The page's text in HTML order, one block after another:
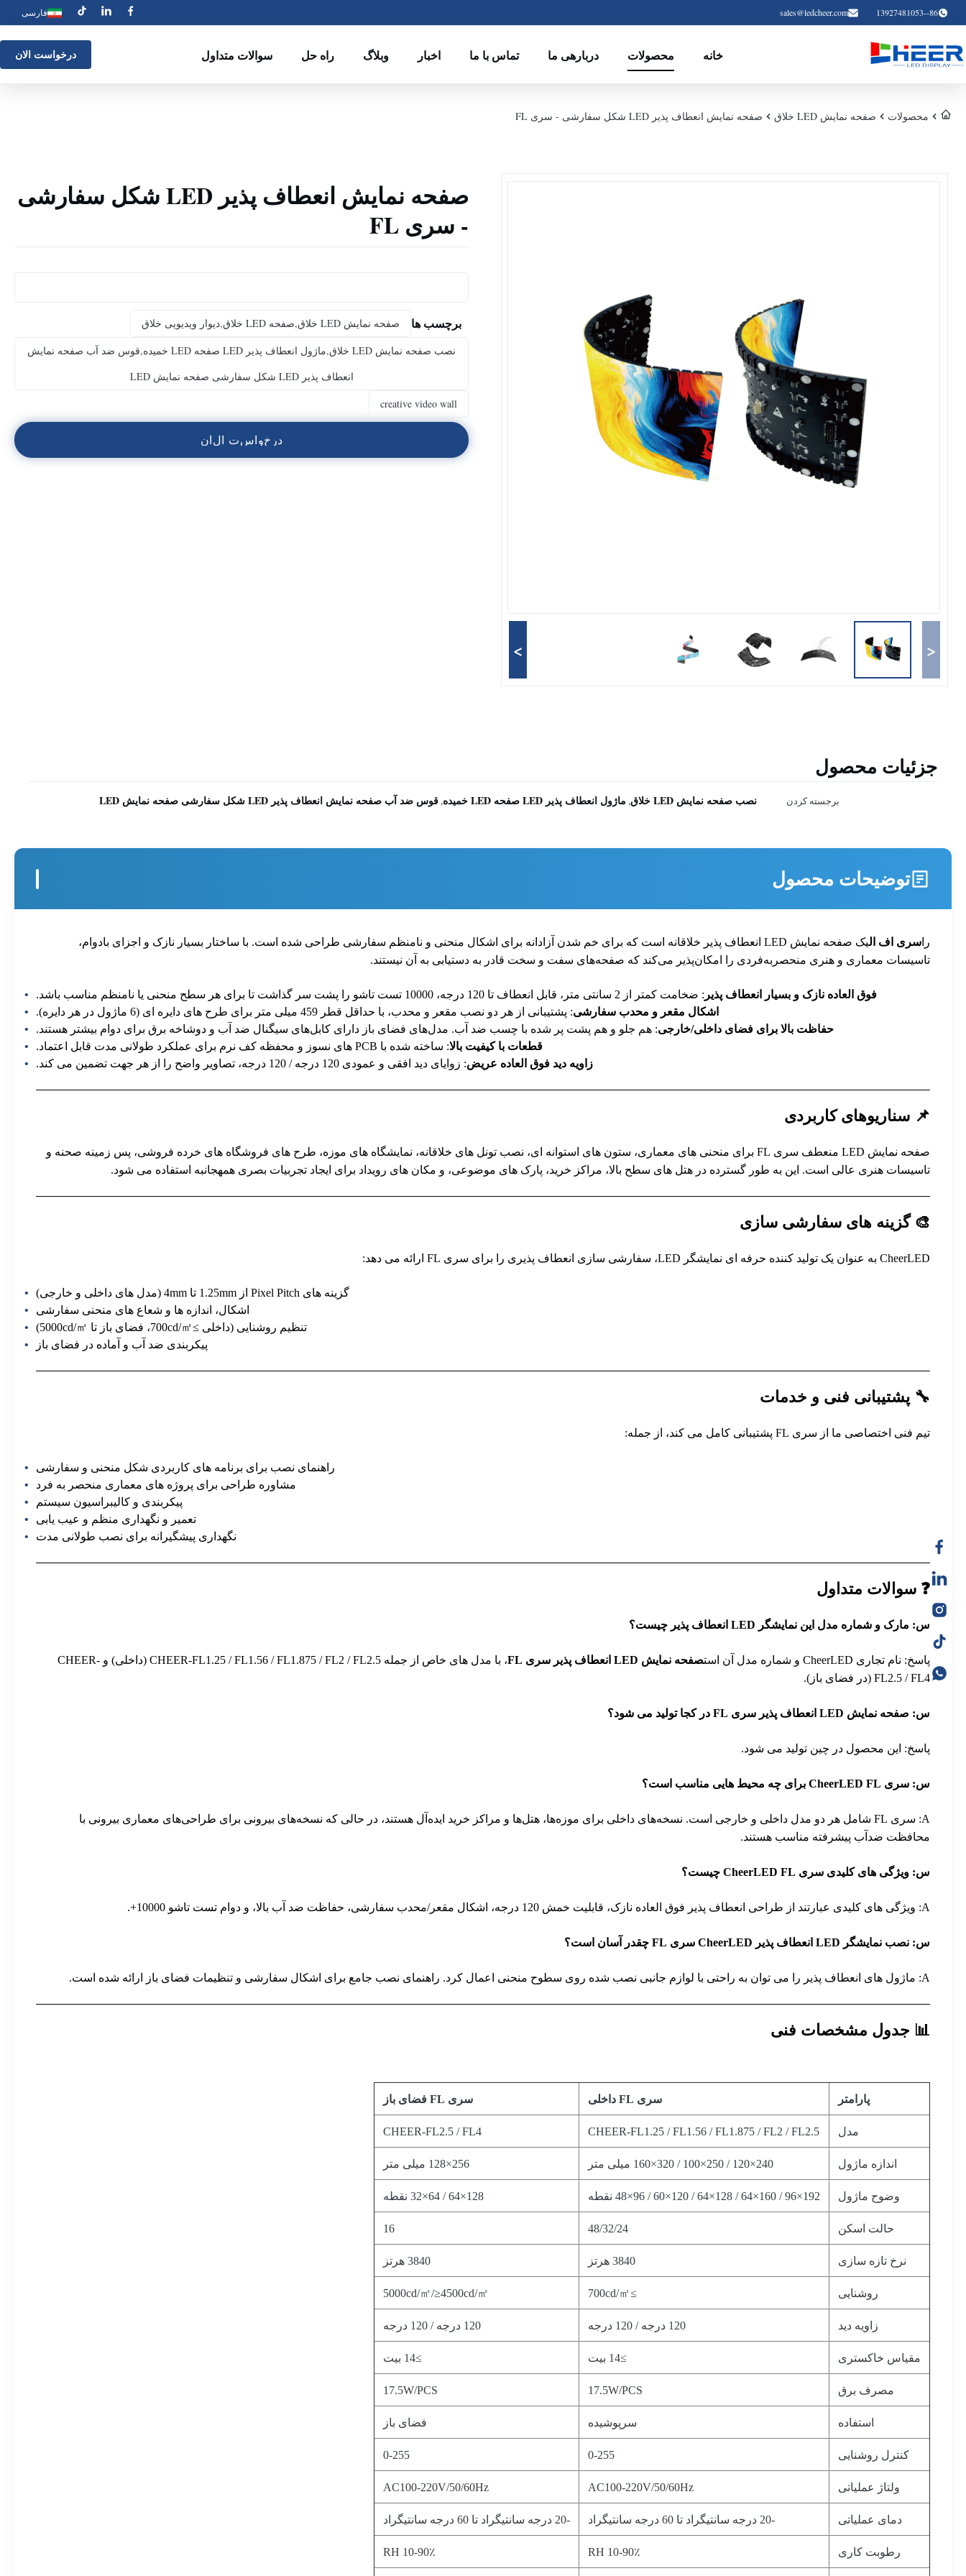
86--13927481053
sales@ledcheer.com فارسی
خانه محصولات دربارهی ما تماس با ما اخبار وبلاگ راه حل سوالات متداول درخواست الان
محصولات صفحه نمایش LED خلاق صفحه نمایش انعطاف پذیر LED شکل سفارشی - سری FL
<
>
صفحه نمایش انعطاف پذیر LED شکل سفارشی
- سری FL
برچسب ها
صفحه نمایش LED خلاق,صفحه LED خلاق,دیوار ویدیویی خلاق
نصب صفحه نمایش LED خلاق,ماژول انعطاف پذیر LED صفحه LED خمیده,قوس ضد آب صفحه نمایش
انعطاف پذیر LED شکل سفارشی صفحه نمایش LED
creative video wall
در خواست الان
جزئیات محصول
برجسته کردن نصب صفحه نمایش LED خلاق , ماژول انعطاف پذیر LED صفحه LED خمیده ,قوس ضد آب صفحه نمایش انعطاف پذیر LED شکل سفارشی صفحه نمایش LED
توضیحات محصول
را سری اف ال
یک صفحه نمایش LED انعطاف پذیر خلاقانه است که برای خم شدن آزادانه برای اشکال منحنی و نامنظم سفارشی طراحی شده است. با ساختار بسیار نازک و اجزای بادوام،
تاسیسات معماری و هنری منحصربه‌فردی را امکان‌پذیر می‌کند که صفحه‌های سفت و سخت قادر به دستیابی به آن نیستند.
فوق العاده نازک و بسیار انعطاف پذیر : ضخامت کمتر از 2 سانتی متر، قابل انعطاف تا 120 درجه، 10000 تست تاشو را پشت سر گذاشت تا برای هر سطح منحنی یا نامنظم مناسب باشد.
اشکال مقعر و محدب سفارشی: پشتیبانی از هر دو نصب مقعر و محدب، با حداقل قطر 459 میلی متر برای طرح های دایره ای (6 ماژول در هر دایره).
حفاظت بالا برای فضای داخلی/خارجی: هم جلو و هم پشت پر شده با چسب ضد آب. مدل‌های فضای باز دارای کابل‌های سیگنال ضد آب و دوشاخه برق برای دوام بیشتر هستند.
قطعات با کیفیت بالا: ساخته شده با PCB های نسوز و محفظه کف نرم برای عملکرد طولانی مدت قابل اعتماد.
زاویه دید فوق العاده عریض: زوایای دید افقی و عمودی 120 درجه / 120 درجه، تصاویر واضح را از هر جهت تضمین می کند.
📌 سناریوهای کاربردی
صفحه نمایش LED منعطف سری FL برای منحنی های معماری، ستون های استوانه ای، نصب تونل های خلاقانه، نمایشگاه های موزه، طرح های فروشگاه های خرده فروشی، پس زمینه صحنه و
تاسیسات هنری عالی است. این به طور گسترده در هتل های سطح بالا، مراکز خرید، پارک های موضوعی، و مکان های رویداد برای ایجاد تجربیات بصری همهجانبه استفاده می شود.
🎨 گزینه های سفارشی سازی
CheerLED به عنوان یک تولید کننده حرفه ای نمایشگر LED، سفارشی سازی انعطاف پذیری را برای سری FL ارائه می دهد:
گزینه های Pixel Pitch از 1.25mm تا 4mm (مدل های داخلی و خارجی)
اشکال، اندازه ها و شعاع های منحنی سفارشی
تنظیم روشنایی (داخلی ≥700cd/㎡، فضای باز تا 5000cd/㎡)
پیکربندی ضد آب و آماده در فضای باز
🔧 پشتیبانی فنی و خدمات
تیم فنی اختصاصی ما از سری FL پشتیبانی کامل می کند، از جمله:
راهنمای نصب برای برنامه های کاربردی شکل منحنی و سفارشی
مشاوره طراحی برای پروژه های معماری منحصر به فرد
پیکربندی و کالیبراسیون سیستم
تعمیر و نگهداری منظم و عیب یابی
نگهداری پیشگیرانه برای نصب طولانی مدت
❓ سوالات متداول
س: مارک و شماره مدل این نمایشگر LED انعطاف پذیر چیست؟
پاسخ: نام تجاری CheerLED و شماره مدل آن است صفحه نمایش LED انعطاف پذیر سری FL
، با مدل های خاص از جمله CHEER-FL1.25 / FL1.56 / FL1.875 / FL2 / FL2.5 (داخلی) و CHEER-
FL2.5 / FL4 (در فضای باز).
س: صفحه نمایش LED انعطاف پذیر سری FL در کجا تولید می شود؟
پاسخ: این محصول در چین تولید می شود.
س: سری CheerLED FL برای چه محیط هایی مناسب است؟
A: سری FL شامل هر دو مدل داخلی و خارجی است. نسخه‌های داخلی برای موزه‌ها، هتل‌ها و مراکز خرید ایده‌آل هستند، در حالی که نسخه‌های بیرونی برای طراحی‌های معماری بیرونی با
محافظت ضدآب پیشرفته مناسب هستند.
س: ویژگی های کلیدی سری CheerLED FL چیست؟
A: ویژگی های کلیدی عبارتند از طراحی انعطاف پذیر فوق العاده نازک، قابلیت خمش 120 درجه، اشکال مقعر/محدب سفارشی، حفاظت ضد آب بالا، و دوام تست تاشو 10000+.
س: نصب نمایشگر LED انعطاف پذیر CheerLED سری FL چقدر آسان است؟
A: ماژول های انعطاف پذیر را می توان به راحتی با لوازم جانبی نصب شده روی سطوح منحنی اعمال کرد. راهنمای نصب جامع برای اشکال سفارشی و تنظیمات فضای باز ارائه شده است.
📊 جدول مشخصات فنی
پارامتر سری FL داخلی سری FL فضای باز
مدل CHEER-FL1.25 / FL1.56 / FL1.875 / FL2 / FL2.5
CHEER-FL2.5 / FL4
اندازه ماژول 240×120 / 250×100 / 320×160 میلی متر 256×128 میلی متر
وضوح ماژول 192×96 / 160×64 / 128×64 / 120×60 / 96×48 نقطه 128×64 / 64×32 نقطه
حالت اسکن 48/32/24
16
نرخ تازه سازی 3840 هرتز 3840 هرتز
روشنایی ≥700cd/㎡
5000cd/㎡/≥4500cd/㎡
زاویه دید 120 درجه / 120 درجه 120 درجه / 120 درجه
مقیاس خاکستری ≥14 بیت ≥14 بیت
مصرف برق 17.5W/PCS
17.5W/PCS
استفاده سرپوشیده فضای باز
کنترل روشنایی 0-255
0-255
ولتاژ عملیاتی AC100-220V/50/60Hz
AC100-220V/50/60Hz
دمای عملیاتی -20 درجه سانتیگراد تا 60 درجه سانتیگراد -20 درجه سانتیگراد تا 60 درجه سانتیگراد
رطوبت کاری 10-90٪ RH 10-90٪ RH